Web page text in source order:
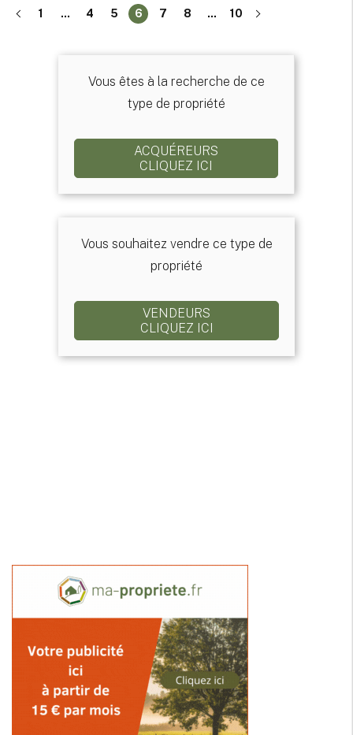
1 ... 4 5 6 7 8 ... 10
Vous êtes à la recherche de ce
type de propriété
ACQUÉREURS
CLIQUEZ ICI
Vous souhaitez vendre ce type de
propriété
VENDEURS
CLIQUEZ ICI